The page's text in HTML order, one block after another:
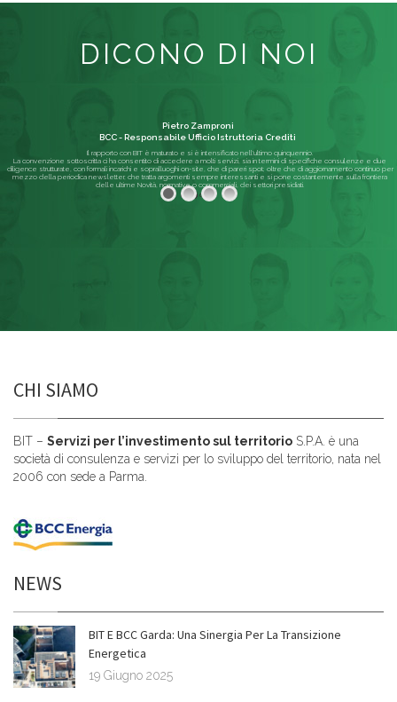
DICONO DI NOI
Il rapporto con BIT è maturato e si è intensificato nell'ultimo quinquennio.
La convenzione sottoscritta ci ha consentito di accedere a molti servizi, sia in termini di specifiche consulenze e due
diligence strutturate, con formali incarichi e sopralluoghi on-site, che di pareri spot; oltre che di aggiornamento continuo per
mezzo della periodica newsletter, che tratta argomenti sempre interessanti e si pone costantemente sulla frontiera
delle ultime Novità, normative o commerciali, dei settori presidiati.
Pietro Zamproni
BCC - Responsabile Ufficio Istruttoria Crediti
Leggi di più
CHI SIAMO
BIT – Servizi per l’investimento sul territorio S.P.A. è una
società di consulenza e servizi per lo sviluppo del territorio, nata nel
2006 con sede a Parma.
NEWS
BIT E BCC Garda: Una Sinergia Per La Transizione
Energetica
19 Giugno 2025